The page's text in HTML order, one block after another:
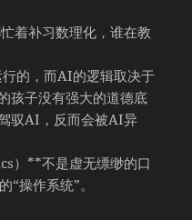
着补习数理化，谁在教
的，而AI的逻辑取决于
孩子没有强大的道德底
驭AI，反而会被AI异
）**不是虚无缥缈的口
操作系统”。